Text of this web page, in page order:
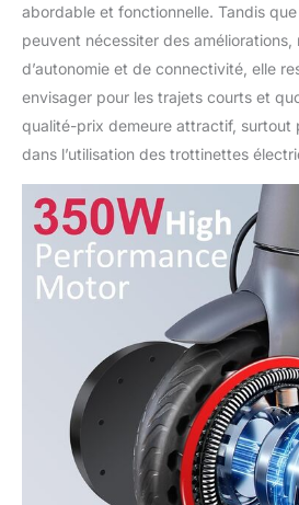
abordable et fonctionnelle. Tandis
peuvent nécessiter des
d’autonomie et de connectivité, elle
envisager pour les trajets courts et
qualité-prix demeure attractif, surtout
dans l’utilisation des trottinettes